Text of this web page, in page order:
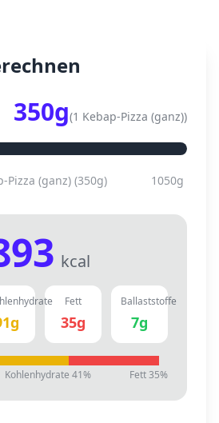
350g(1 Kebap-Pizza (ganz))
Pizza (ganz) (350g) 1050g
kcal
g
Fett
35g
Ballaststoffe
7g
Kohlenhydrate 41% Fett35%